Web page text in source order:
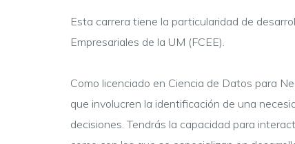
Esta carrera tiene la particularidad de
Empresariales de la UM (FCEE).
Como licenciado en Ciencia de Datos para
que involucren la identificación de una
decisiones. Tendrás la capacidad para